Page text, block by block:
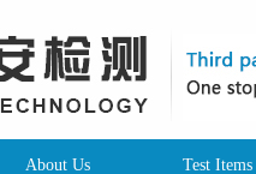
About Us Test Items